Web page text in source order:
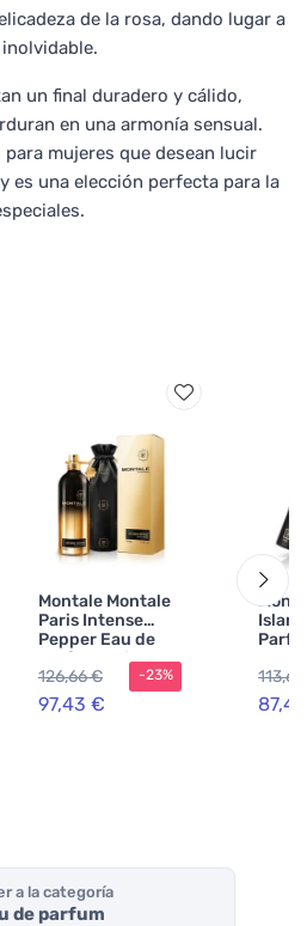
de la rosa, dando lugar a
un final duradero y cálido,
en una armonía sensual.
para mujeres que desean lucir
es una elección perfecta para la
Montale Montale
Paris Intense
Pepper Eau de
Parfum unisex
126,66 €
97,43 €
-23%
a la categoría
de parfum